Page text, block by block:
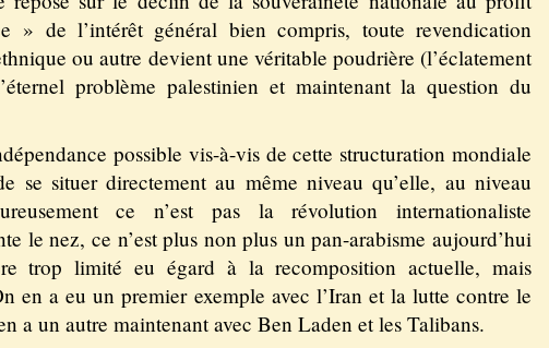
» de l’intérêt général bien compris, toute revendication
ou autre devient une véritable poudrière (l’éclatement
problème palestinien et maintenant la question du
possible vis-à-vis de cette structuration mondiale
se situer directement au même niveau qu’elle, au niveau
ce n’est pas la révolution internationaliste
le nez, ce n’est plus non plus un pan-arabisme aujourd’hui
trop limité eu égard à la recomposition actuelle, mais
en a eu un premier exemple avec l’Iran et la lutte contre le
a un autre maintenant avec Ben Laden et les Talibans.